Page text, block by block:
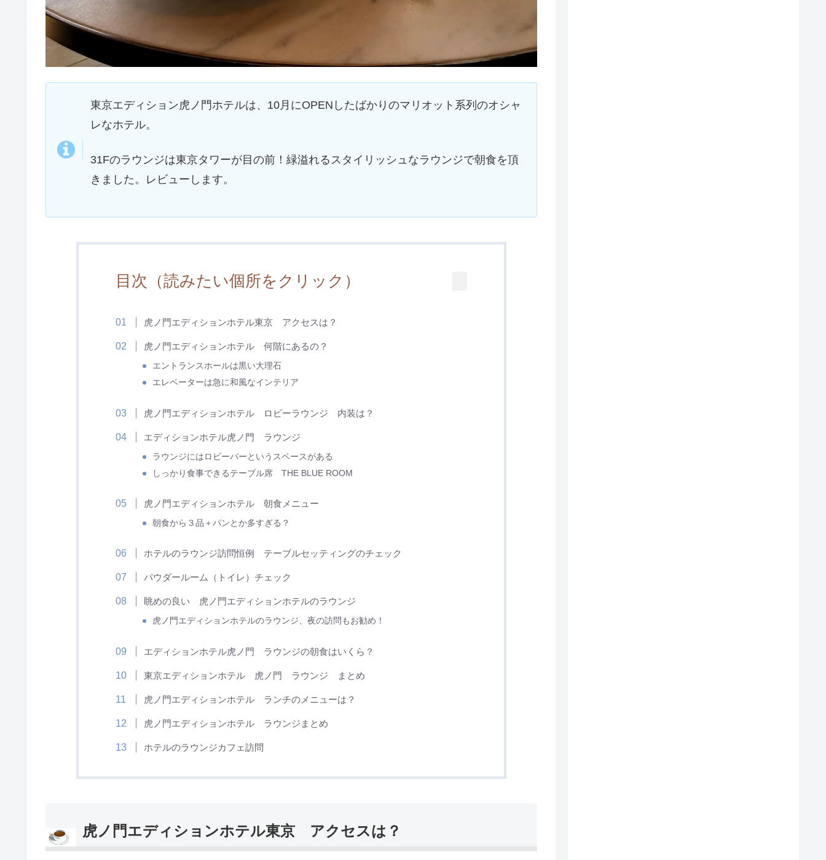
東京エディション虎ノ門ホテルは、10月にOPENしたばかりのマリオット系列のオシャ
レなホテル。
31Fのラウンジは東京タワーが目の前！緑溢れるスタイリッシュなラウンジで朝食を頂
きました。レビューします。
目次（読みたい個所をクリック）
虎ノ門エディションホテル東京 アクセスは？
虎ノ門エディションホテル 何階にあるの？
エントランスホールは黒い大理石
エレベーターは急に和風なインテリア
虎ノ門エディションホテル ロビーラウンジ 内装は？
エディションホテル虎ノ門 ラウンジ
ラウンジにはロビーバーというスペースがある
しっかり食事できるテーブル席 THE BLUE ROOM
虎ノ門エディションホテル 朝食メニュー
朝食から３品＋パンとか多すぎる？
ホテルのラウンジ訪問恒例 テーブルセッティングのチェック
パウダールーム（トイレ）チェック
眺めの良い 虎ノ門エディションホテルのラウンジ
虎ノ門エディションホテルのラウンジ、夜の訪問もお勧め！
エディションホテル虎ノ門 ラウンジの朝食はいくら？
東京エディションホテル 虎ノ門 ラウンジ まとめ
虎ノ門エディションホテル ランチのメニューは？
虎ノ門エディションホテル ラウンジまとめ
ホテルのラウンジカフェ訪問
虎ノ門エディションホテル東京 アクセスは？